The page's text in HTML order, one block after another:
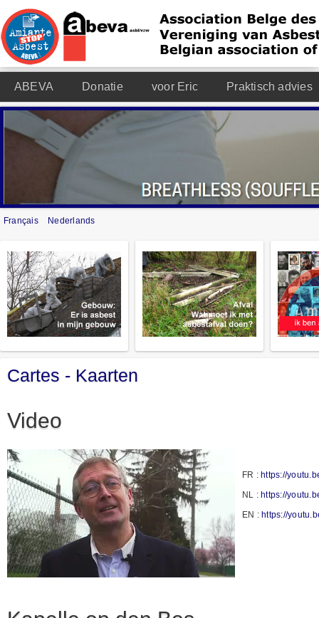
ABEVA Donatie voor Eric Praktisch advies
Français Nederlands
Cartes - Kaarten
Video
FR :https://
NL :https://
EN :https://